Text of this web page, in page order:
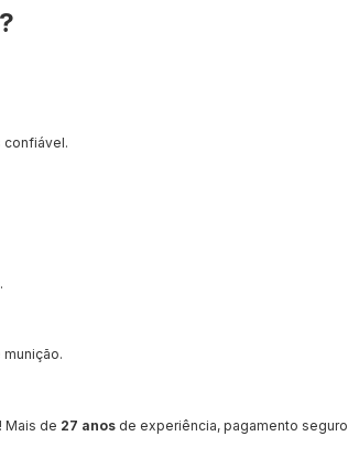
confiável.
.
Mais de 27 anos de experiência, pagamento